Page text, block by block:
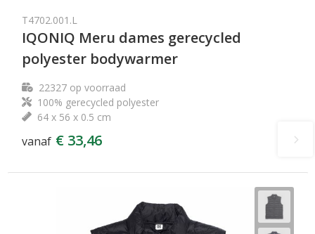
T4702.001.L
IQONIQ Meru dames gerecycled
polyester bodywarmer
22327op voorraad
100% gerecycled polyester
64 x 56 x 0.5 cm
vanaf € 33,46